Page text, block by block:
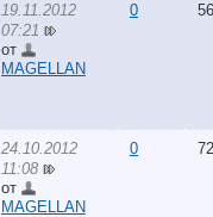
19.11.2012
07:21
от
MAGELLAN
0
24.10.2012
11:08
от
MAGELLAN
0